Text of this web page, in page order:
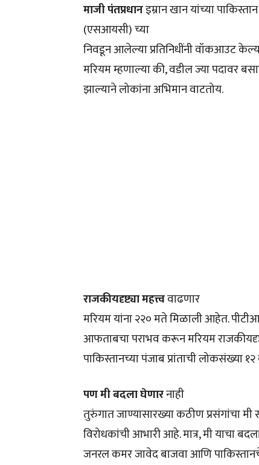
माजी पंतप्रधानइम्रान खान यांच्या
(एसआयसी) च्या
निवडून आलेल्या प्रतिनिधींनी वॉकआउट
मरियम म्हणाल्या की, वडील ज्या पदावर
झाल्याने लोकांना अभिमान वाटतोय.
राजकीयदृष्ट्या महत्त्ववाढणार
मरियम यांना २२० मते मिळाली आहेत.
आफताबचा पराभव करून मरियम
पाकिस्तानच्या पंजाब प्रांताची लोकसंख्या
पण मी बदला घेणारनाही
तुरुंगात जाण्यासारख्या कठीण प्रसंगांचा
विरोधकांची आभारी आहे. मात्र, मी याचा
जनरल कमर जावेद बाजवा आणि